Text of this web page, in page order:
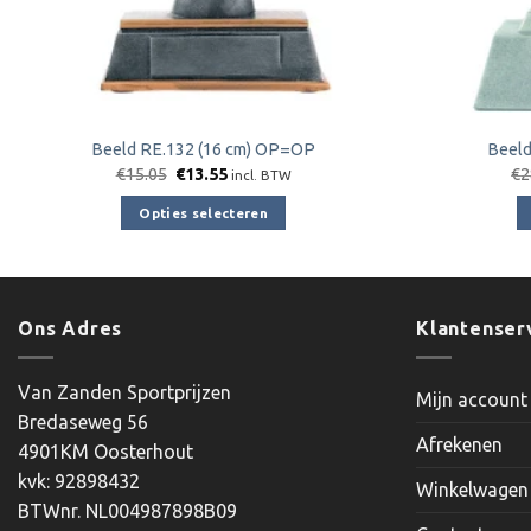
Beeld RE.132 (16 cm) OP=OP
€15.05 Oorspronkelijke
€15.05.
€13.55Huidige
is:
€13.55.
incl. BTW
Opties selecteren
optie
op
€
Ons Adres
Van Zanden Sportprijzen
Bredaseweg 56
4901KM Oosterhout
kvk: 92898432
BTWnr. NL004987898B09
Mijn account
Afrekenen
Winkelwagen